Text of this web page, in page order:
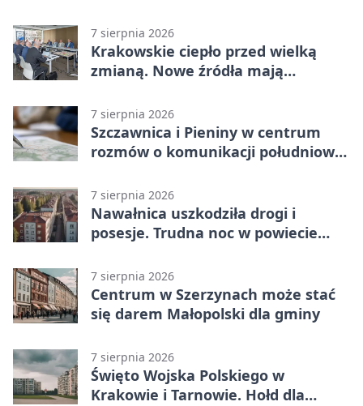
7 sierpnia 2026
Krakowskie ciepło przed wielką
zmianą. Nowe źródła mają
7 sierpnia 2026
Szczawnica i Pieniny w centrum
rozmów o komunikacji południowej
7 sierpnia 2026
Nawałnica uszkodziła drogi i
posesje. Trudna noc w powiecie
7 sierpnia 2026
Centrum w Szerzynach może stać
się darem Małopolski dla gminy
7 sierpnia 2026
Święto Wojska Polskiego w
Krakowie i Tarnowie. Hołd dla